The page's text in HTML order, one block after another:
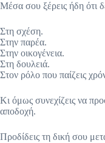
Μέσα σου ξέρεις ήδη ότι
Στη σχέση.
Στην παρέα.
Στην οικογένεια.
Στη δουλειά.
Στον ρόλο που παίζεις
Κι όμως συνεχίζεις να
αποδοχή.
Προδίδεις τη δική σου